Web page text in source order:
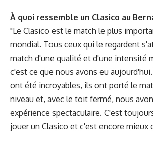
À quoi ressemble un Clasico au
"Le Clasico est le match le plus
mondial. Tous ceux qui le regardent
match d'une qualité et d'une intensité
c'est ce que nous avons eu
ont été incroyables, ils ont porté le
niveau et, avec le toit fermé, nous
expérience spectaculaire. C'est
jouer un Clasico et c'est encore mieux